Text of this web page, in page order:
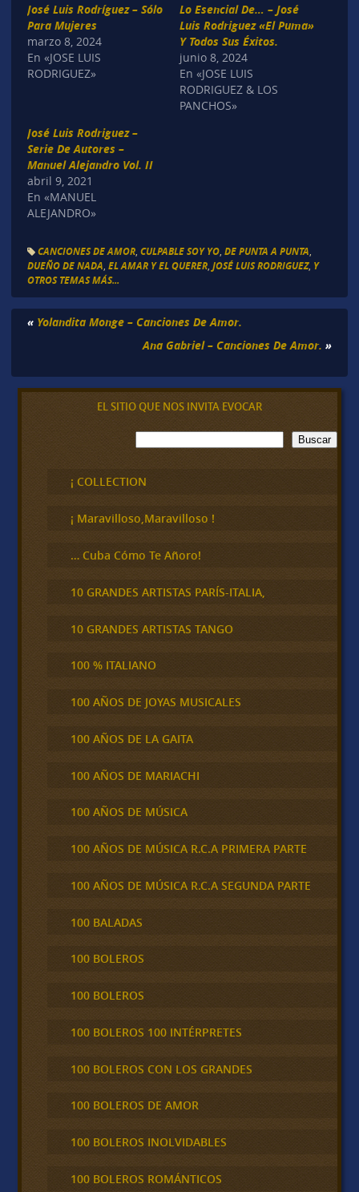
José Luis Rodríguez – Sólo
Para Mujeres
marzo 8, 2024
En «JOSE LUIS
RODRIGUEZ»
Lo Esencial De… – José
Luis Rodriguez «El Puma»
Y Todos Sus Éxitos.
junio 8, 2024
En «JOSE LUIS
RODRIGUEZ & LOS
PANCHOS»
José Luis Rodriguez –
Serie De Autores –
Manuel Alejandro Vol. II
abril 9, 2021
En «MANUEL
ALEJANDRO»
CANCIONES DE AMOR, CULPABLE SOY YO, DE PUNTA A PUNTA
DUEÑO DE NADA EL AMAR Y EL QUERER, JOSÉ LUIS RODRIGUEZ, Y
OTROS TEMAS MÁS...
« Yolandita Monge – Canciones De Amor.
Ana Gabriel – Canciones De Amor. »
EL SITIO QUE NOS INVITA EVOCAR
B
u
c
a
Buscar
¡ COLLECTION
¡ Maravilloso,Maravilloso !
… Cuba Cómo Te Añoro!
10 GRANDES ARTISTAS PARÍS-ITALIA,
10 GRANDES ARTISTAS TANGO
100 % ITALIANO
100 AÑOS DE JOYAS MUSICALES
100 AÑOS DE LA GAITA
100 AÑOS DE MARIACHI
100 AÑOS DE MÚSICA
100 AÑOS DE MÚSICA R.C.A PRIMERA PARTE
100 AÑOS DE MÚSICA R.C.A SEGUNDA PARTE
100 BALADAS
100 BOLEROS
100 BOLEROS
100 BOLEROS 100 INTÉRPRETES
100 BOLEROS CON LOS GRANDES
100 BOLEROS DE AMOR
100 BOLEROS INOLVIDABLES
100 BOLEROS ROMÁNTICOS